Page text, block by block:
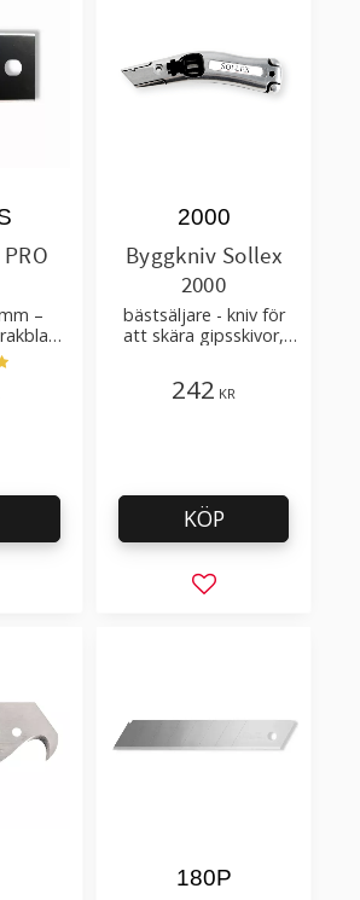
–
tyg,
till i favoriter
Byggkniv Sollex
2000
bästsäljare - kniv för
att skära gipsskivor,
2000
242 KR
Lägg till i
KÖP
180P